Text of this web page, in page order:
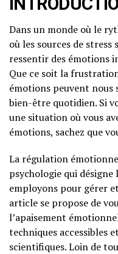
Dans un monde où le
où les sources de
ressentir des émotions
Que ce soit la
émotions peuvent
bien-être quotidien. Si
une situation où vous
émotions, sachez que
La régulation
psychologie qui
employons pour gérer
article se propose de
l’apaisement
techniques accessibles
scientifiques. Loin de